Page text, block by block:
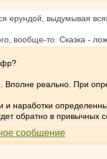
ерундой, выдумывая
вообще-то. Сказка -
реально. При
и наработки
обратно в привычных